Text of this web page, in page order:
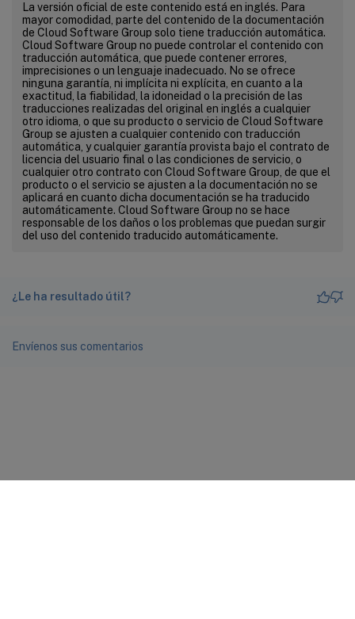
La versión oficial de este contenido está en inglés. Para
mayor comodidad, parte del contenido de la documentación
de Cloud Software Group solo tiene traducción automática.
Cloud Software Group no puede controlar el contenido con
traducción automática, que puede contener errores,
imprecisiones o un lenguaje inadecuado. No se ofrece
ninguna garantía, ni implícita ni explícita, en cuanto a la
exactitud, la fiabilidad, la idoneidad o la precisión de las
traducciones realizadas del original en inglés a cualquier
otro idioma, o que su producto o servicio de Cloud Software
Group se ajusten a cualquier contenido con traducción
automática, y cualquier garantía provista bajo el contrato de
licencia del usuario final o las condiciones de servicio, o
cualquier otro contrato con Cloud Software Group, de que el
producto o el servicio se ajusten a la documentación no se
aplicará en cuanto dicha documentación se ha traducido
automáticamente. Cloud Software Group no se hace
responsable de los daños o los problemas que puedan surgir
del uso del contenido traducido automáticamente.
¿Le ha resultado útil?
Envíenos sus comentarios